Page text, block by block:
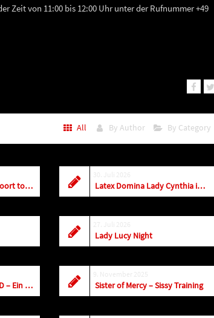
Zeit von 11:00 bis 12:00 Uhr unter der Rufnummer +49
All By Author By Category
Meesteres Michela behoort tot de top! Vandaag t/m zaterdag is ze in Amersfoort Latex Domina Lady Cynthia im Studio Royal
Lady Lucy Night
RUBBER-ORGIEN-ABEND – Ein Fest für alle Sinne! Sister of Mercy – Sissy Training